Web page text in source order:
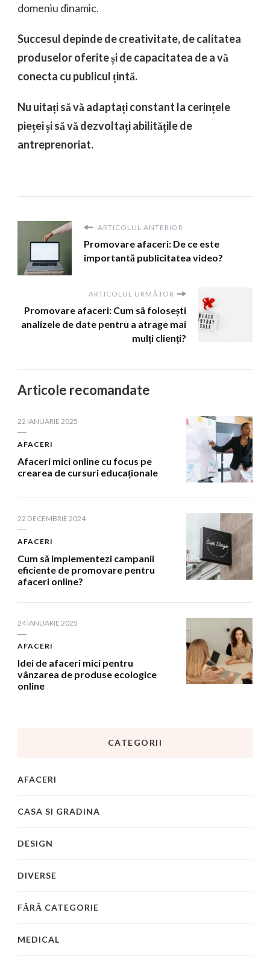
domeniu dinamic.
Succesul depinde de creativitate, de calitatea
produselor oferite și de capacitatea de a vă
conecta cu publicul țintă.
Nu uitați să vă adaptați constant la cerințele
pieței și să vă dezvoltați abilitățile de
antreprenoriat.
ARTICOLUL ANTERIOR
Promovare afaceri: De ce este
importantă publicitatea video?
ARTICOLUL URMĂTOR
Promovare afaceri: Cum să folosești
analizele de date pentru a atrage mai
mulți clienți?
Articole recomandate
22 IANUARIE 2025
AFACERI
Afaceri mici online cu focus pe
crearea de cursuri educaționale
22 DECEMBRIE 2024
AFACERI
Cum să implementezi campanii
eficiente de promovare pentru
afaceri online?
24 IANUARIE 2025
AFACERI
Idei de afaceri mici pentru
vânzarea de produse ecologice
online
CATEGORII
AFACERI
CASA SI GRADINA
DESIGN
DIVERSE
FĂRĂ CATEGORIE
MEDICAL